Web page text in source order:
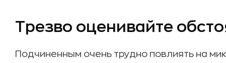
Трезво оценивайте
Подчиненным очень трудно повлиять на